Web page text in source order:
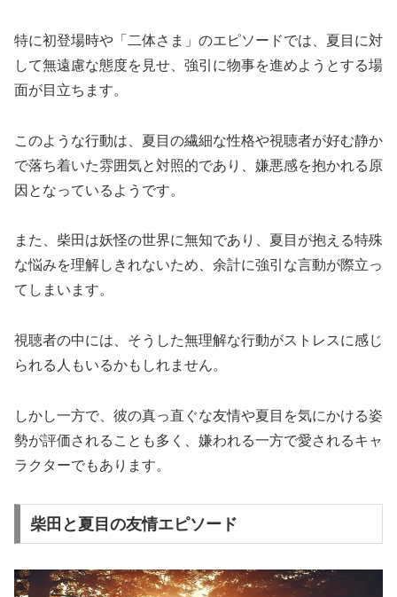
特に初登場時や「二体さま」のエピソードでは、夏目に対
して無遠慮な態度を見せ、強引に物事を進めようとする場
面が目立ちます。
このような行動は、夏目の繊細な性格や視聴者が好む静か
で落ち着いた雰囲気と対照的であり、嫌悪感を抱かれる原
因となっているようです。
また、柴田は妖怪の世界に無知であり、夏目が抱える特殊
な悩みを理解しきれないため、余計に強引な言動が際立っ
てしまいます。
視聴者の中には、そうした無理解な行動がストレスに感じ
られる人もいるかもしれません。
しかし一方で、彼の真っ直ぐな友情や夏目を気にかける姿
勢が評価されることも多く、嫌われる一方で愛されるキャ
ラクターでもあります。
柴田と夏目の友情エピソード